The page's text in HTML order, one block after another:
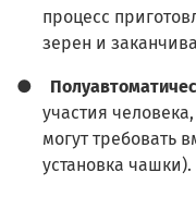
процесс
зерен и
●
участия
могут требовать
установка чашки).